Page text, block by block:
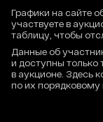
Графики на сайте
участвуете в
таблицу, чтобы
Данные об
и доступны только
в аукционе. Здесь
по их порядковому